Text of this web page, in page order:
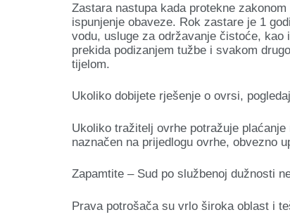
Zastara nastupa kada protekne
ispunjenje obaveze. Rok zastare je 1
vodu, usluge za održavanje čistoće,
prekida podizanjem tužbe i svakom
tijelom.
Ukoliko dobijete rješenje o ovrsi,
Ukoliko tražitelj ovrhe potražuje
naznačen na prijedlogu ovrhe, obvezno
Zapamtite – Sud po službenoj dužnosti
Prava potrošača su vrlo široka oblast i